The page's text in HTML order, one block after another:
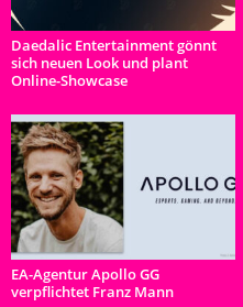
Daedalic Entertainment gönnt
sich neuen Look und plant
Online-Showcase
EA-Agentur Apollo GG
verpflichtet Franz Mann